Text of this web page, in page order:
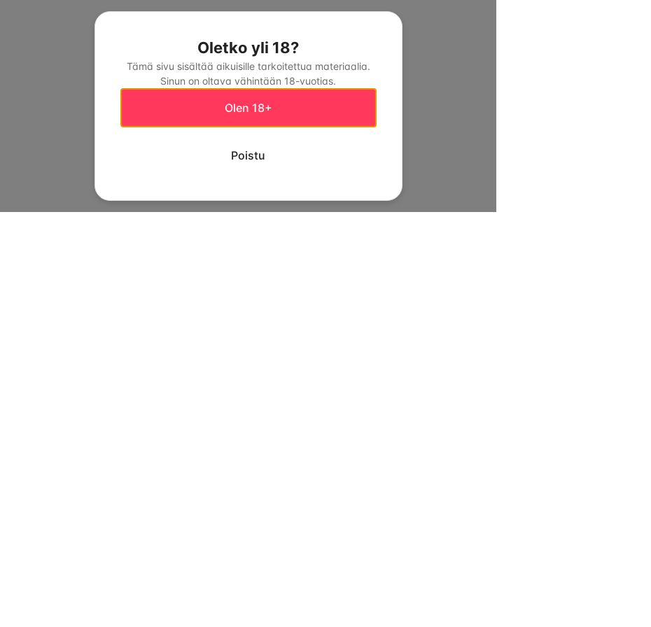
Oletko yli 18?
Tämä sivu sisältää aikuisille tarkoitettua materiaalia.
Sinun on oltava vähintään 18-vuotias.
Olen 18+
Poistu